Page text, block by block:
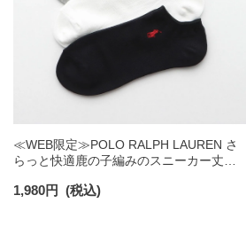
≪WEB限定≫POLO RALPH LAUREN さ
らっと快適鹿の子編みのスニーカー丈ソ
ズ レディース 92022800
1,980円 (税込)